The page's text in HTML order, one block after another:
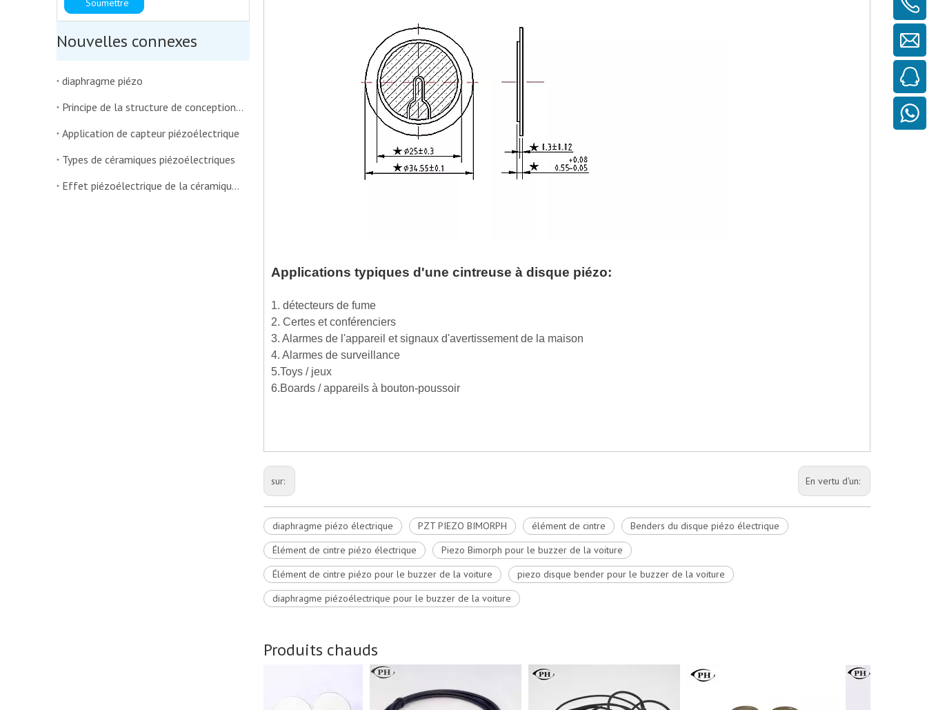
Soumettre
Nouvelles connexes
diaphragme piézo
Principe de la structure de conception du diaphragme piézo:
Application de capteur piézoélectrique
Types de céramiques piézoélectriques
Effet piézoélectrique de la céramique piézoélectrique
Applications typiques d'une cintreuse à disque piézo:
1. détecteurs de fume
2. Certes et conférenciers
3. Alarmes de l'appareil et signaux d'avertissement de la maison
4. Alarmes de surveillance
5.Toys / jeux
6.Boards / appareils à bouton-poussoir
sur: En vertu d'un:
diaphragme piézo électrique PZT PIEZO BIMORPH élément de cintre
Benders du disque piézo électrique
Élément de cintre piézo électrique
Piezo Bimorph pour le buzzer de la voiture
Élément de cintre piézo pour le buzzer de la voiture
piezo disque bender pour le buzzer de la voiture
diaphragme piézoélectrique pour le buzzer de la voiture
Produits chauds